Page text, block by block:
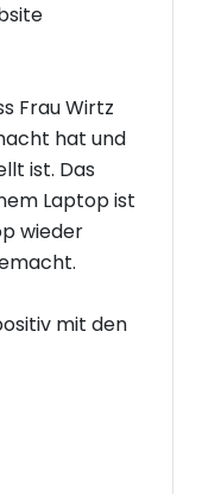
Frau Wirtz
hat und
ist. Das
Laptop ist
wieder
mit den
oder
Sie ist